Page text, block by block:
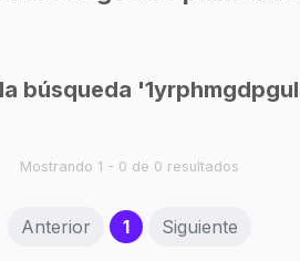
Mostrando 1 - 0 de 0 resultados
Anterior 1(current)
Siguiente